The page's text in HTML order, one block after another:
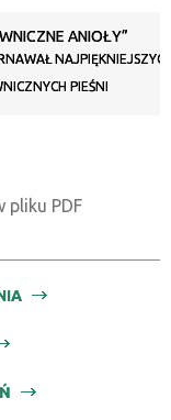
ANIOŁY”
PIEŚNI
pliku PDF